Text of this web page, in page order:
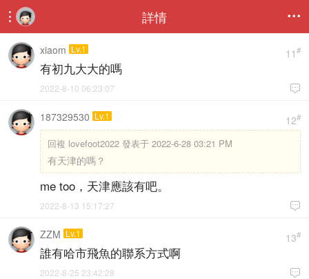
 詳情 
11#
xiaom Lv.1
有初九大大的嗎

2022-8-10 06:23:07
12#
187329530 Lv.1
回複 lovefoot2022 發表于 2022-6-28 03:21 PM
有天津的嗎？
me too，天津應該有吧。

2022-8-13 15:17:27
13#
ZZM Lv.1
誰有哈市飛魚的聯系方式啊

2022-8-25 23:42:28